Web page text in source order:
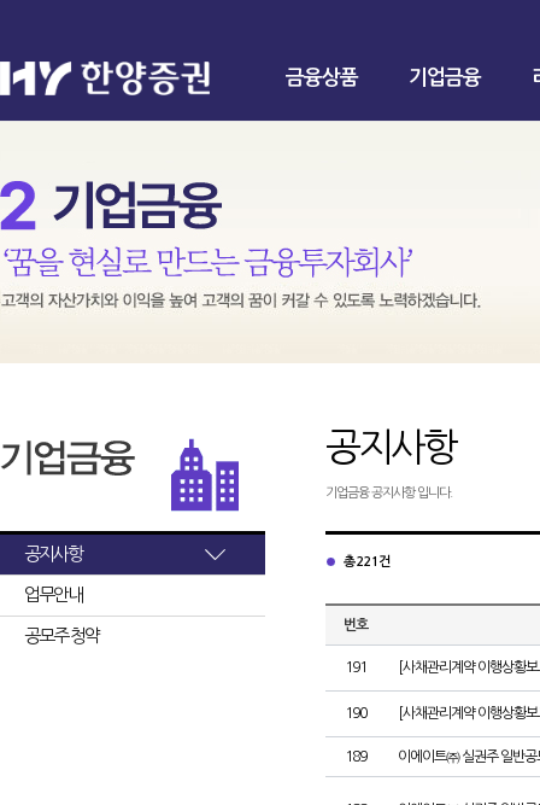
금융상품 기업금융
공지사항
업무안내
공모주 청약
공지사항
기업금융 공지사항 입니다.
총 221건
번호
191 [사채관리계약 이행상황
190 [사채관리계약 이행상황
189 이에이트㈜ 실권주 일반공